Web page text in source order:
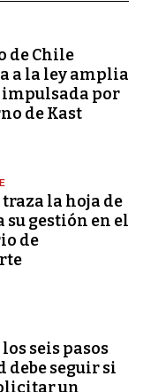
de Chile
a la ley amplia
por
de Kast
la hoja de
su gestión en el
de
seis pasos
debe seguir si
un